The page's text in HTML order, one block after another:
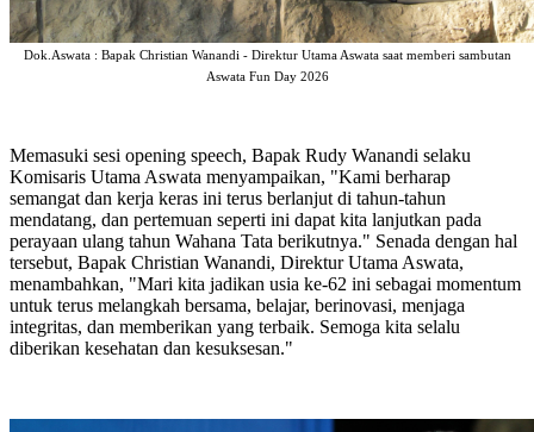
Dok.Aswata : Bapak Christian Wanandi - Direktur Utama Aswata saat memberi sambutan
Aswata Fun Day 2026
Memasuki sesi opening speech, Bapak Rudy Wanandi selaku
Komisaris Utama Aswata menyampaikan, "Kami berharap
semangat dan kerja keras ini terus berlanjut di tahun-tahun
mendatang, dan pertemuan seperti ini dapat kita lanjutkan pada
perayaan ulang tahun Wahana Tata berikutnya." Senada dengan hal
tersebut, Bapak Christian Wanandi, Direktur Utama Aswata,
menambahkan, "Mari kita jadikan usia ke-62 ini sebagai momentum
untuk terus melangkah bersama, belajar, berinovasi, menjaga
integritas, dan memberikan yang terbaik. Semoga kita selalu
diberikan kesehatan dan kesuksesan."